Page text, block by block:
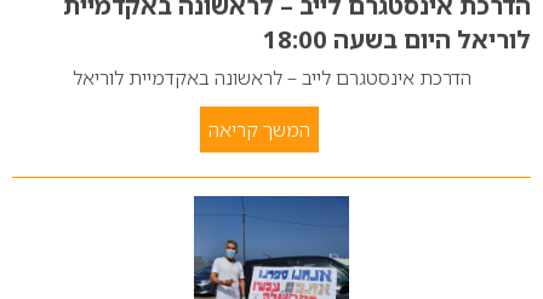
לוריאל היום בשעה 18:00
הדרכת אינסטגרם לייב – לראשונה באקדמיית לוריאל
המשך קריאה